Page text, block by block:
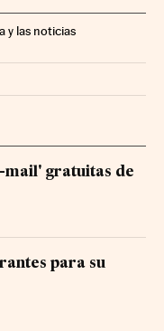
y las noticias
mail' gratuitas de
para su